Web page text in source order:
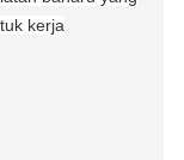
kerja